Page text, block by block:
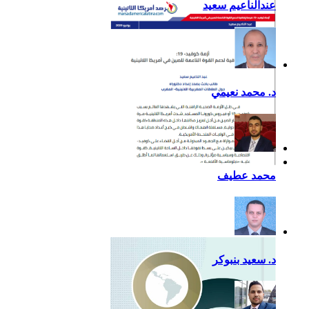
إضافية لدعم القوة الناعمة
للصين في أمريكا اللاتينية
عندالناعيم سعيد
د. محمد نعيمي
محمد عطيف
د. سعيد بنبوكر